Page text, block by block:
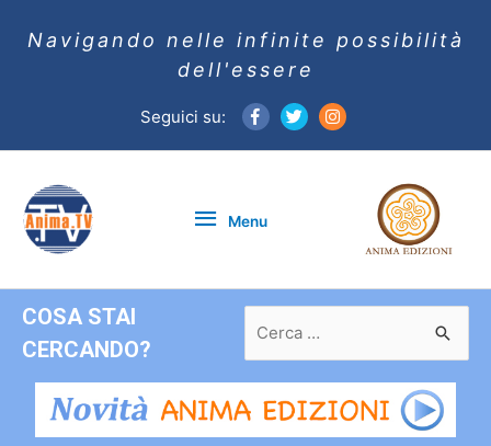
Navigando nelle infinite possibilità
dell'essere
Seguici su:
Menu
COSA STAI
CERCANDO?
per: